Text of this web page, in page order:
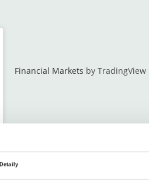
Detaily
Financial Markets by TradingView